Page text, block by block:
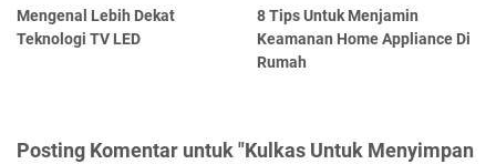
Mengenal Lebih Dekat
Teknologi TV LED
8 Tips Untuk Menjamin
Keamanan Home Appliance Di
Rumah
Posting Komentar untuk "Kulkas Untuk Menyimpan